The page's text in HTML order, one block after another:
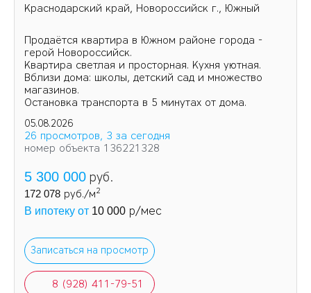
Краснодарский край, Новороссийск г., Южный
Продаётся квартира в Южном районе города -
герой Новороссийск.
Квартира светлая и просторная. Кухня уютная.
Вблизи дома: школы, детский сад и множество
магазинов.
Остановка транспорта в 5 минутах от дома.
05.08.2026
26 просмотров, 3 за сегодня
номер объекта 136221328
5 300 000 руб.
172 078 руб./м2
В ипотеку от 10 000 р/мес
Записаться на просмотр
8 (928) 411-79-51